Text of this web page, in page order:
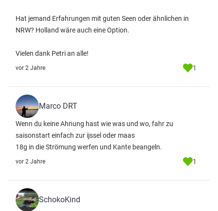
Hat jemand Erfahrungen mit guten Seen oder ähnlichen in
NRW? Holland wäre auch eine Option.
Vielen dank Petri an alle!
vor 2 Jahre 1
Marco DRT
Wenn du keine Ahnung hast wie was und wo, fahr zu
saisonstart einfach zur ijssel oder maas
18g in die Strömung werfen und Kante beangeln.
vor 2 Jahre 1
SchokoKind